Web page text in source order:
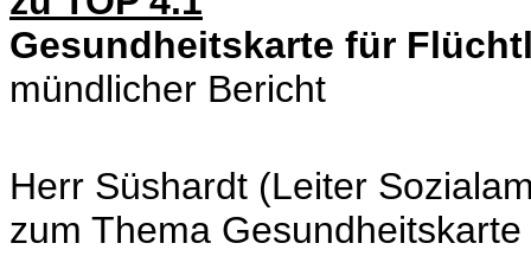
Gesundheitskarte für
mündlicher Bericht
Herr Süshardt (Leiter
zum Thema